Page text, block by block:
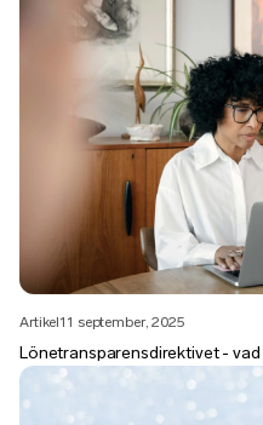
Artikel11 september, 2025
Lönetransparensdirektivet -